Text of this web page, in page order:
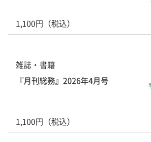
1,100円（税込）
雑誌・書籍
『月刊総務』2026年4月号
1,100円（税込）